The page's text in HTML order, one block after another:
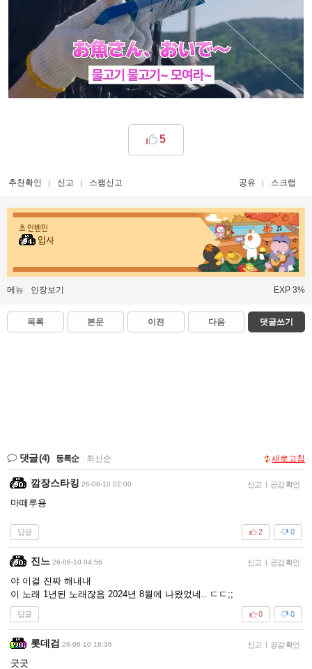
5
추천확인 신고 스팸신고 공유 스크랩
초 인벤인
입사
메뉴 인장보기 EXP 3%
목록 본문 이전 다음 댓글쓰기
댓글(4) 등록순 최신순 새로고침
깜장스타킹 26-06-10 02:00 신고 | 공감 확인
마떼루용
답글 0
2
진느 26-06-10 04:56 신고 | 공감 확인
야 이걸 진짜 해내내
이 노래 1년된 노래잖음 2024년 8월에 나왔었네.. ㄷㄷ;;
답글 0
0
롯데검 26-06-10 16:36 신고 | 공감 확인
굿굿